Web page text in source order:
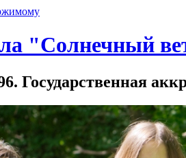
"Солнечный
Государственная